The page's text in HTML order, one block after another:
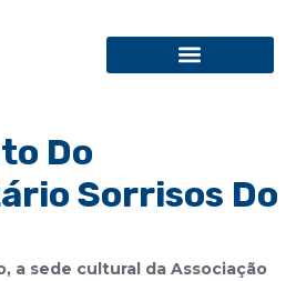
Do
Sorrisos Do
a sede cultural da Associação